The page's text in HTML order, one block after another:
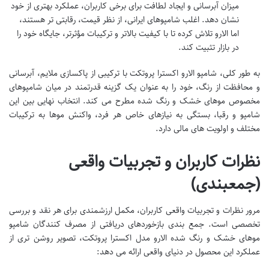
میزان آبرسانی و ایجاد لطافت برای برخی کاربران، عملکرد بهتری از خود
نشان دهد. اغلب شامپوهای ایرانی، از نظر قیمت، رقابتی تر هستند،
اما الارو تلاش کرده تا با کیفیت بالاتر و ترکیبات مؤثرتر، جایگاه خود را
در بازار تثبیت کند.
به طور کلی، شامپو الارو اکسترا پروتکت با ترکیبی از پاکسازی ملایم، آبرسانی
و محافظت از رنگ، خود را به عنوان یک گزینه قدرتمند در میان شامپوهای
مخصوص موهای خشک و رنگ شده مطرح می کند. انتخاب نهایی بین این
شامپو و رقبا، بستگی به نیازهای خاص هر فرد، واکنش موها به ترکیبات
مختلف و اولویت های مالی دارد.
نظرات کاربران و تجربیات واقعی
(جمعبندی)
مرور نظرات و تجربیات واقعی کاربران، مکمل ارزشمندی برای هر نقد و بررسی
تخصصی است. جمع بندی بازخوردهای دریافتی از مصرف کنندگان شامپو
موهای خشک و رنگ شده الارو مدل اکسترا پروتکت، تصویر روشن تری از
عملکرد این محصول در دنیای واقعی ارائه می دهد: